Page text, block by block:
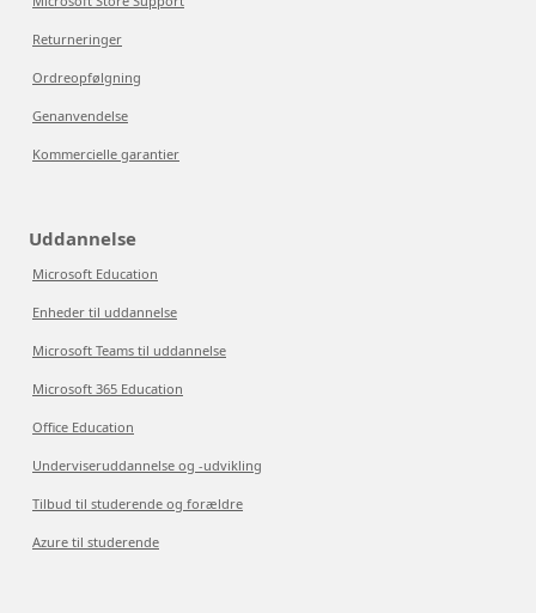
Returneringer
Ordreopfølgning
Genanvendelse
Kommercielle garantier
Uddannelse
Microsoft Education
Enheder til uddannelse
Microsoft Teams til uddannelse
Microsoft 365 Education
Office Education
Underviseruddannelse og -udvikling
Tilbud til studerende og forældre
Azure til studerende